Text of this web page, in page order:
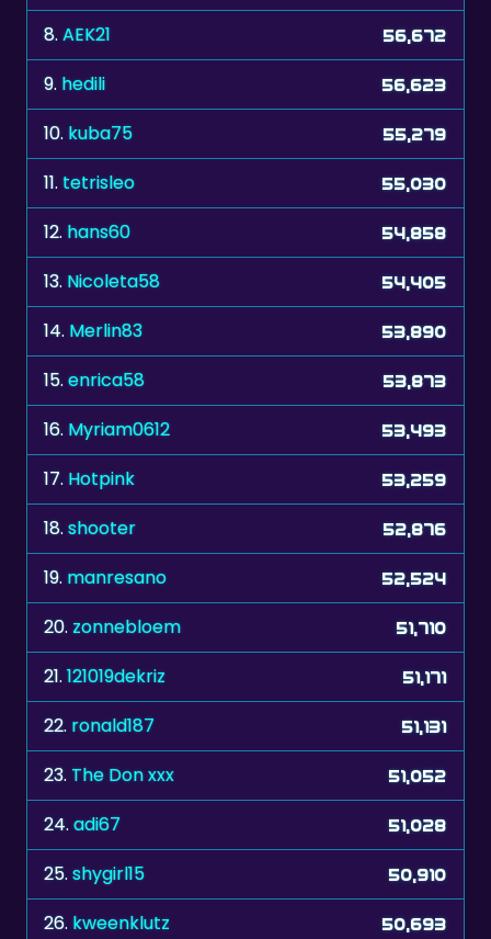
8.AEK21 56,672
9. hedili 56,623
10. kuba75 55,279
11.tetrisleo 55,030
12. hans60 54,858
13. Nicoleta58 54,405
14. Merlin83 53,890
15.enrica58 53,873
16. Myriam0612 53,493
17. Hotpink 53,259
18.shooter 52,876
19. manresano 52,524
20.zonnebloem 51,710
21.121019dekriz 51,171
22. ronald187 51,131
23. The Don xxx 51,052
24.adi67 51,028
25.shygirl15 50,910
26. kweenklutz 50,693